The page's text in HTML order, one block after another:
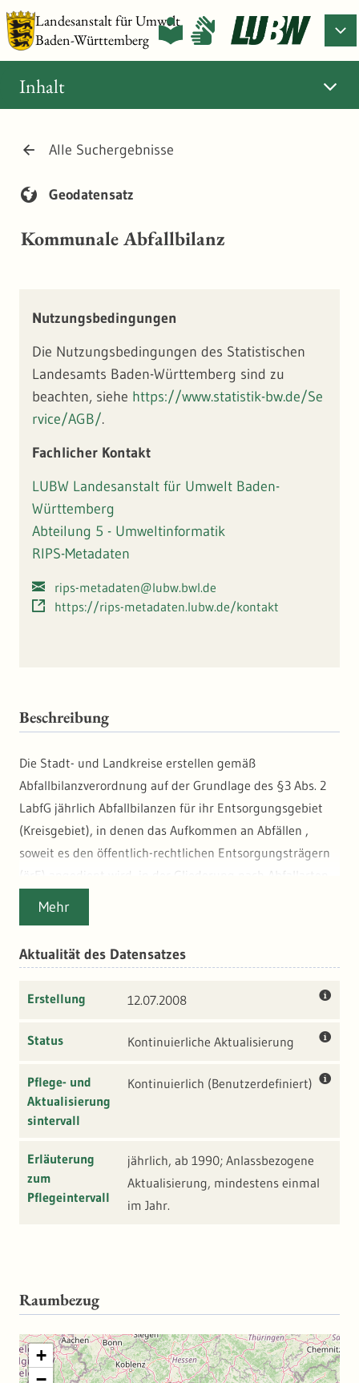
Landesanstalt für Umwelt
Baden-Württemberg
Alle Suchergebnisse
Geodatensatz
Kommunale Abfallbilanz
Inhalt
Nutzungsbedingungen
Die Nutzungsbedingungen des Statistischen
Landesamts Baden-Württemberg sind zu
beachten, siehe https://www.statistik-bw.de/Se
rvice/AGB/.
Fachlicher Kontakt
LUBW Landesanstalt für Umwelt Baden-
Württemberg
Abteilung 5 - Umweltinformatik
RIPS-Metadaten
rips-metadaten@lubw.bwl.de
https://rips-metadaten.lubw.de/kontakt
Beschreibung
Die Stadt- und Landkreise erstellen gemäß
Abfallbilanzverordnung auf der Grundlage des §3 Abs. 2
LabfG jährlich Abfallbilanzen für ihr Entsorgungsgebiet
(Kreisgebiet), in denen das Aufkommen an Abfällen ,
soweit es den öffentlich-rechtlichen Entsorgungsträgern
(örE) angedient wird, in der Gliederung nach Abfallarten
und den Verbleib der Abfälle nach Art der Entsorgung
Siedlungsabfälle in Art und Menge. Die von den örE
Landesamt im Auftrag des UM ausgewertet.
Mehr
Aktualität des Datensatzes
Erstellung 12.07.2008
Status Kontinuierliche Aktualisierung
Pflege- und
Aktualisierung
sintervall
Kontinuierlich (benutzerdefiniert)
Erläuterung
zum
Pflegeintervall
jährlich, ab 1990; Anlassbezogene
Aktualisierung, mindestens einmal
im Jahr.
Raumbezug
+